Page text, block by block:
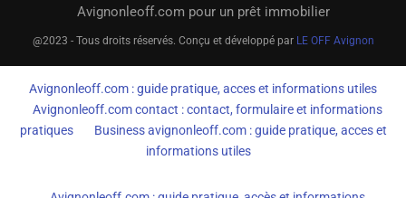
Avignonleoff.com pour un prêt immobilier
@2023 - Tous droits réservés. Conçu et développé par LE OFF Avignon
Avignonleoff.com : guide pratique, acces et informations utiles
Avignonleoff.com contact : contact, formulaire et informations
pratiques
Business avignonleoff.com : guide pratique, acces et
informations utiles